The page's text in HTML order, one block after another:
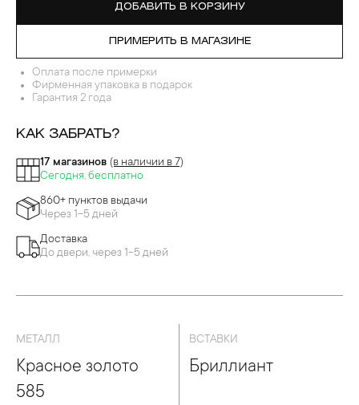
ДОБАВИТЬ В КОРЗИНУ
ПРИМЕРИТЬ В МАГАЗИНЕ
Оплата после примерки
Фирменная упаковка в подарок
Гарантия 2 года
КАК ЗАБРАТЬ?
17 магазинов (в наличии в 7)
Сегодня, бесплатно
860+ пунктов выдачи
Через 1-5 дней
Доставка
До двери, через 1-5 дней
МЕТАЛЛ
Красное золото
585
ВСТАВКИ
Бриллиант